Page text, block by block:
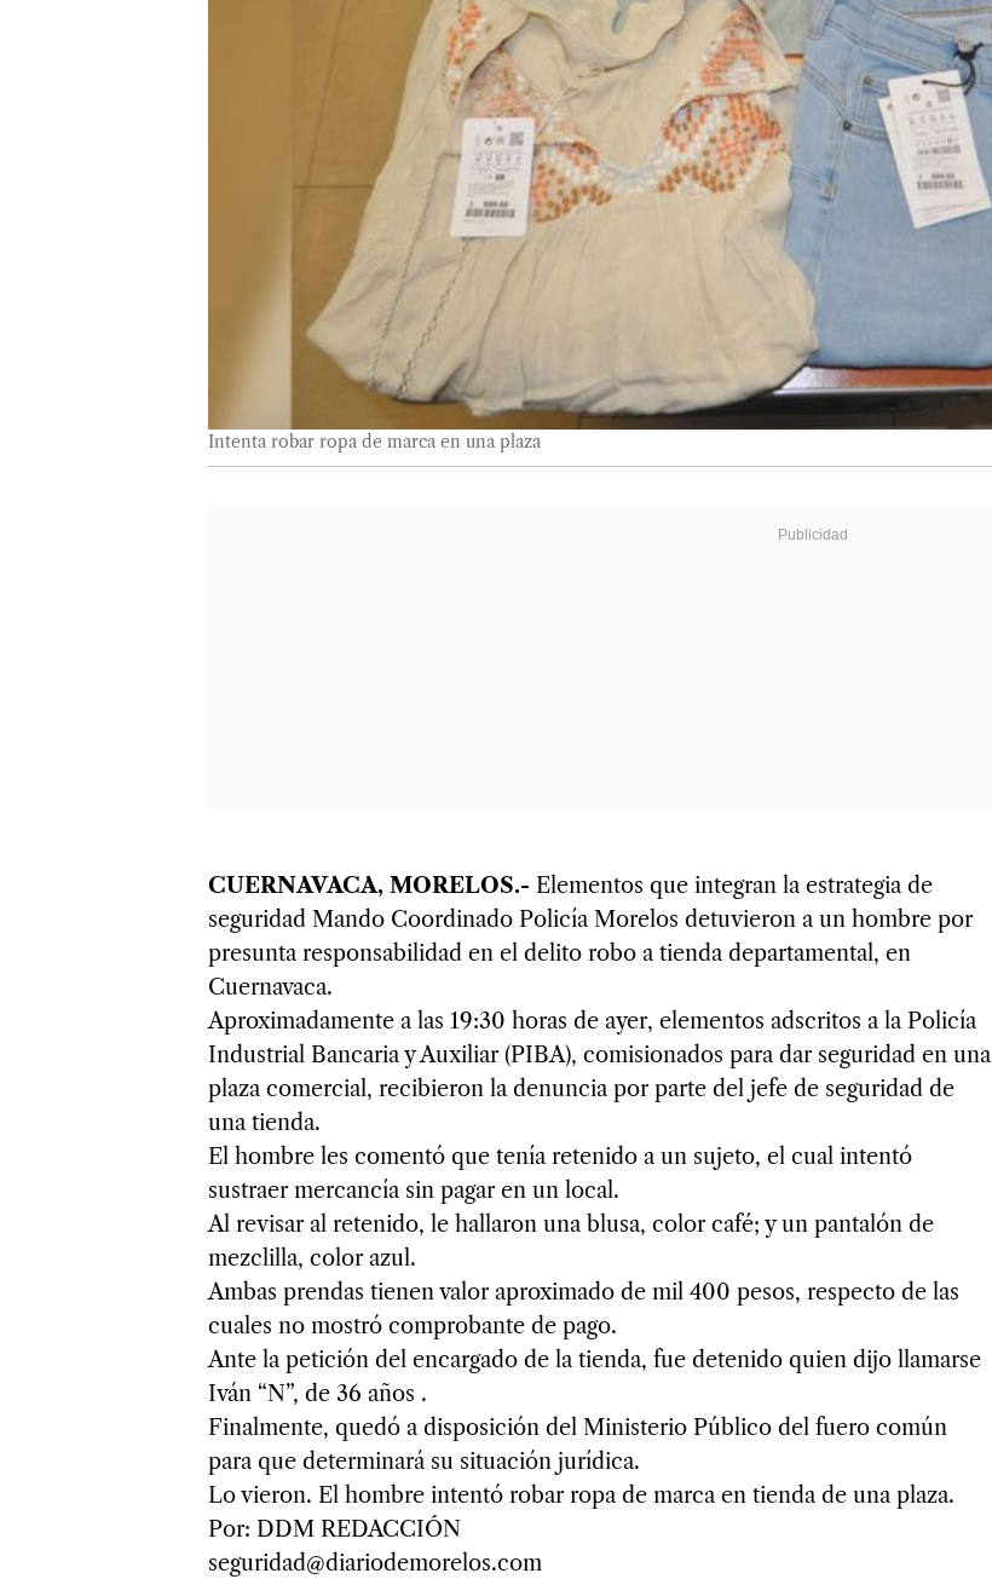
Intenta robar ropa de marca en una plaza
CUERNAVACA, MORELOS.- Elementos que integran la estrategia de
seguridad Mando Coordinado Policía Morelos detuvieron a un hombre por
presunta responsabilidad en el delito robo a tienda departamental, en
Cuernavaca.
Aproximadamente a las 19:30 horas de ayer, elementos adscritos a la Policía
Industrial Bancaria y Auxiliar (PIBA), comisionados para dar seguridad en una
plaza comercial, recibieron la denuncia por parte del jefe de seguridad de
una tienda.
El hombre les comentó que tenía retenido a un sujeto, el cual intentó
sustraer mercancía sin pagar en un local.
Al revisar al retenido, le hallaron una blusa, color café; y un pantalón de
mezclilla, color azul.
Ambas prendas tienen valor aproximado de mil 400 pesos, respecto de las
cuales no mostró comprobante de pago.
Ante la petición del encargado de la tienda, fue detenido quien dijo llamarse
Iván “N”, de 36 años .
Finalmente, quedó a disposición del Ministerio Público del fuero común
para que determinará su situación jurídica.
Lo vieron. El hombre intentó robar ropa de marca en tienda de una plaza.
Por: DDM REDACCIÓN
seguridad@diariodemorelos.com